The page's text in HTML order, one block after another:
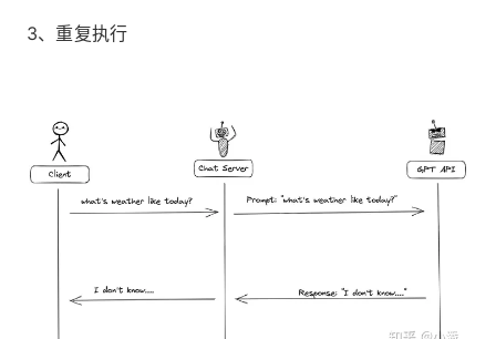
3、重复执行